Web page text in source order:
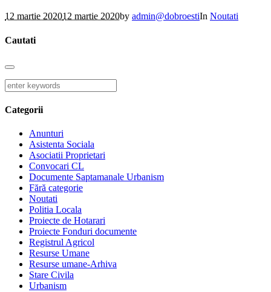
12 martie 202012 martie 2020by admin@dobroestiIn Noutati
Cautati
Categorii
Anunturi
Asistenta Sociala
Asociatii Proprietari
Convocari CL
Documente Saptamanale Urbanism
Fără categorie
Noutati
Politia Locala
Proiecte de Hotarari
Proiecte Fonduri documente
Registrul Agricol
Resurse Umane
Resurse umane-Arhiva
Stare Civila
Urbanism